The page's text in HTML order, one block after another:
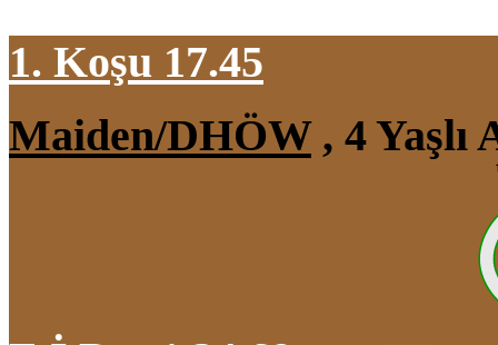
1. Koşu 17.45
Maiden/DHÖW, 4 Yaşlı